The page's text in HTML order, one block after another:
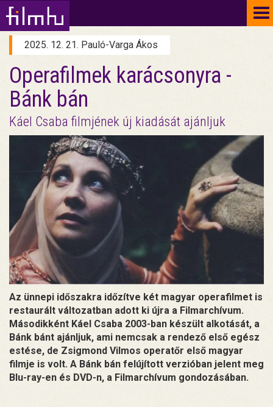
2025. 12. 21. Pauló-Varga Ákos
Operafilmek karácsonyra -
Bánk bán
Káel Csaba filmjének új kiadását ajánljuk
Az ünnepi időszakra időzítve két magyar operafilmet is
restaurált változatban adott ki újra a Filmarchívum.
Másodikként Káel Csaba 2003-ban készült alkotását, a
Bánk bánt ajánljuk, ami nemcsak a rendező első egész
estése, de Zsigmond Vilmos operatőr első magyar
filmje is volt. A Bánk bán felújított verzióban jelent meg
Blu-ray-en és DVD-n, a Filmarchívum gondozásában.